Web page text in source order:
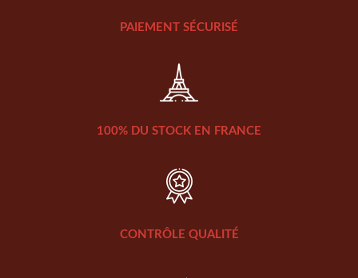
PAIEMENT SÉCURISÉ
100% DU STOCK EN FRANCE
CONTRÔLE QUALITÉ